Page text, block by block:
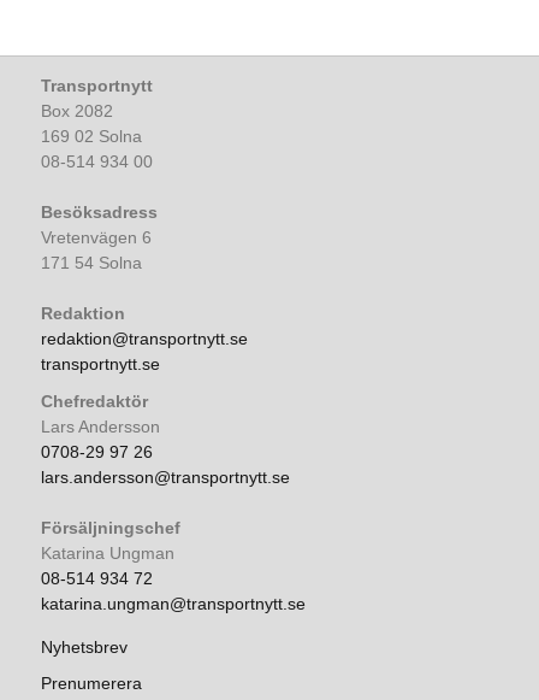
Transportnytt
Box 2082
169 02 Solna
08-514 934 00
Besöksadress
Vretenvägen 6
171 54 Solna
Redaktion
redaktion@transportnytt.se
transportnytt.se
Chefredaktör
Lars Andersson
0708-29 97 26
lars.andersson@transportnytt.se
Försäljningschef
Katarina Ungman
08-514 934 72
katarina.ungman@transportnytt.se
Nyhetsbrev
Prenumerera